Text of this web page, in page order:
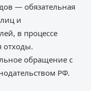
— обязательная
и
в процессе
отходы.
обращение с
РФ.